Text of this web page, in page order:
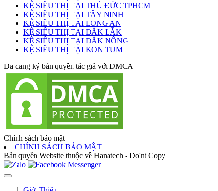
KỆ SIÊU THỊ TẠI THỦ ĐỨC TPHCM
KỆ SIÊU THỊ TẠI TÂY NINH
KỆ SIÊU THỊ TẠI LONG AN
KỆ SIÊU THỊ TẠI ĐẮK LẮK
KỆ SIÊU THỊ TẠI ĐẮK NÔNG
KỆ SIÊU THỊ TẠI KON TUM
Đã đăng ký bản quyền tác giả với DMCA
Chính sách bảo mật
CHÍNH SÁCH BẢO MẬT
Bản quyền Website thuộc về Hanatech - Do'nt Copy